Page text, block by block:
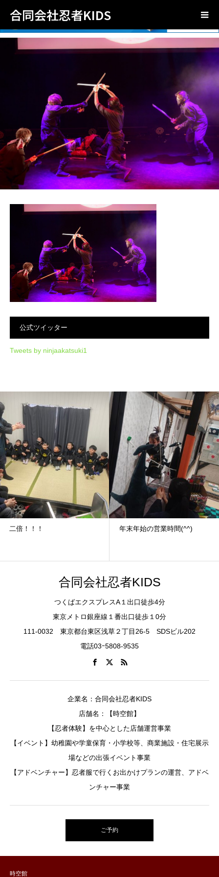
合同会社忍者KIDS
公式ツイッター
Tweets by ninjaakatsuki1
二倍！！！ 年末年始の営業時間(^^)
合同会社忍者KIDS
つくばエクスプレスA１出口徒歩4分
東京メトロ銀座線１番出口徒歩１0分
111-0032 東京都台東区浅草２丁目26-5 SDSビル202
電話03ｰ5808-9535
企業名：合同会社忍者KIDS
店舗名：【時空館】
【忍者体験】を中心とした店舗運営事業
【イベント】幼稚園や学童保育・小学校等、商業施設・住宅展示
場などの出張イベント事業
【アドベンチャー】忍者服で行くお出かけプランの運営、アドベ
ンチャー事業
ご予約
時空館